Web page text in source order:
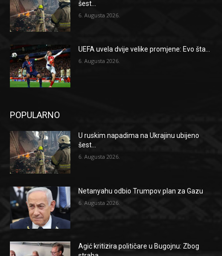
šest...
6. Augusta 2026.
UEFA uvela dvije velike promjene: Evo šta...
6. Augusta 2026.
POPULARNO
U ruskim napadima na Ukrajinu ubijeno
šest...
6. Augusta 2026.
Netanyahu odbio Trumpov plan za Gazu
6. Augusta 2026.
Agić kritizira političare u Bugojnu: Zbog